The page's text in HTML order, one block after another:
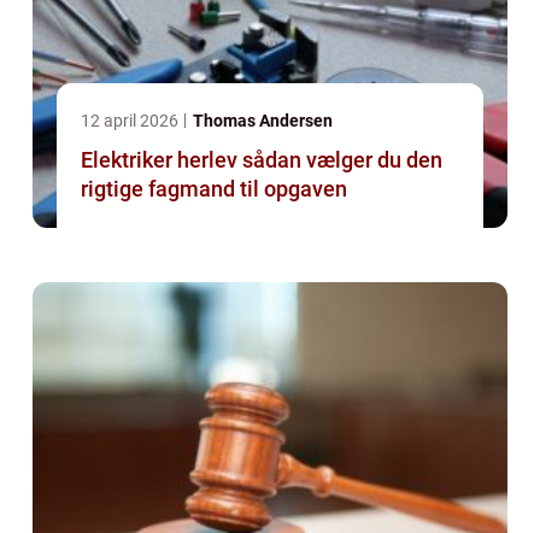
12 april 2026 Thomas Andersen
Elektriker herlev sådan vælger du den
rigtige fagmand til opgaven